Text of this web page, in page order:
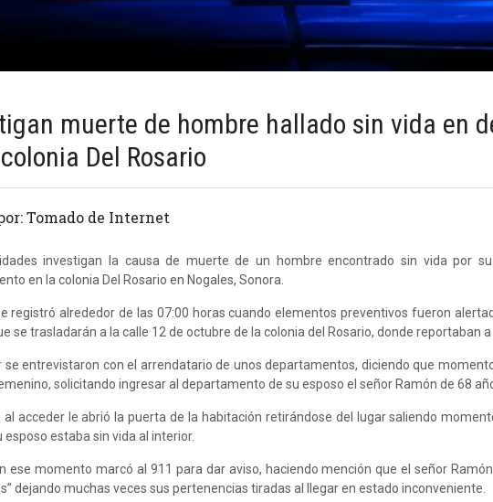
muerte de hombre hallado sin vida en
Del Rosario
Tomado de Internet
investigan la causa de muerte de un hombre encontrado sin vida por
en la colonia Del Rosario en Nogales, Sonora.
registró alrededor de las 07:00 horas cuando elementos preventivos fueron
se trasladarán a la calle 12 de octubre de la colonia del Rosario, donde reportaban a
se entrevistaron con el arrendatario de unos departamentos, diciendo que
solicitando ingresar al departamento de su esposo el señor Ramón de 68
al acceder le abrió la puerta de la habitación retirándose del lugar saliendo
esposo estaba sin vida al interior.
ese momento marcó al 911 para dar aviso, haciendo mención que el señor
dejando muchas veces sus pertenencias tiradas al llegar en estado inconveniente.